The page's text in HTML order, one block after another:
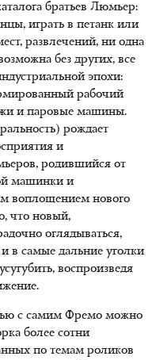
братьев Люмьер:
играть в петанк или
развлечений, ни одна
без других, все
эпохи:
рабочий
и паровые машины.
рождает
и
родившийся от
машинки и
воплощением нового
что новый,
оглядываться,
в самые дальние уголки
воспроизведя
с самим Фремо можно
более сотни
по темам роликов